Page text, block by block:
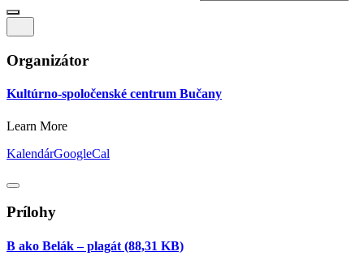
Organizátor
Kultúrno-spoločenské centrum Bučany
Learn More
KalendárGoogleCal
Prílohy
B ako Belák – plagát (88,31 KB)